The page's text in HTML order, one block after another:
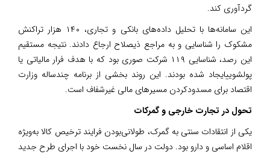
گردآوری کند.
این سامانه‌ها با تحلیل داده‌های بانکی و تجاری، ۱۴۰ هزار تراکنش
مشکوک را شناسایی و به مراجع ذیصلاح ارجاع دادند. نتیجه مستقیم
این رصد، شناسایی ۱۱۹ شرکت صوری بود که با هدف فرار مالیاتی یا
پولشوییایجاد شده بودند. این روند بخشی از برنامه چندساله وزارت
اقتصاد برای مسدودکردن مسیرهای مالی غیرشفاف است.‌
تحول در تجارت خارجی و گمرکات
یکی از انتقادات سنتی به گمرک، طولانی‌بودن فرایند ترخیص کالا به‌ویژه
اقلام اساسی و دارو بود. دولت در سال نخست خود با اجرای طرح جدید